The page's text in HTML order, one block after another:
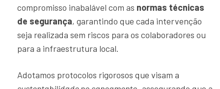
compromisso inabalável com as normas técnicas
de segurança, garantindo que cada intervenção
seja realizada sem riscos para os colaboradores ou
para a infraestrutura local.
Adotamos protocolos rigorosos que visam a